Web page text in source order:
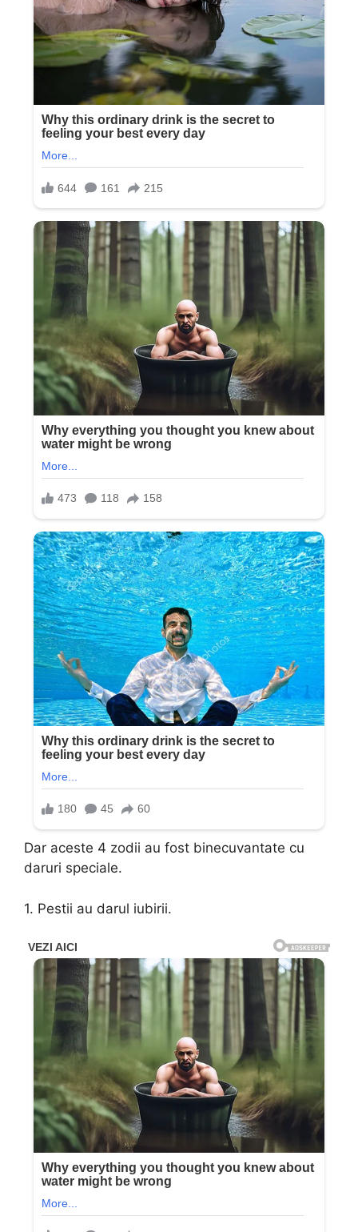
Dar aceste 4 zodii au fost binecuvantate cu
daruri speciale.
1. Pestii au darul iubirii.